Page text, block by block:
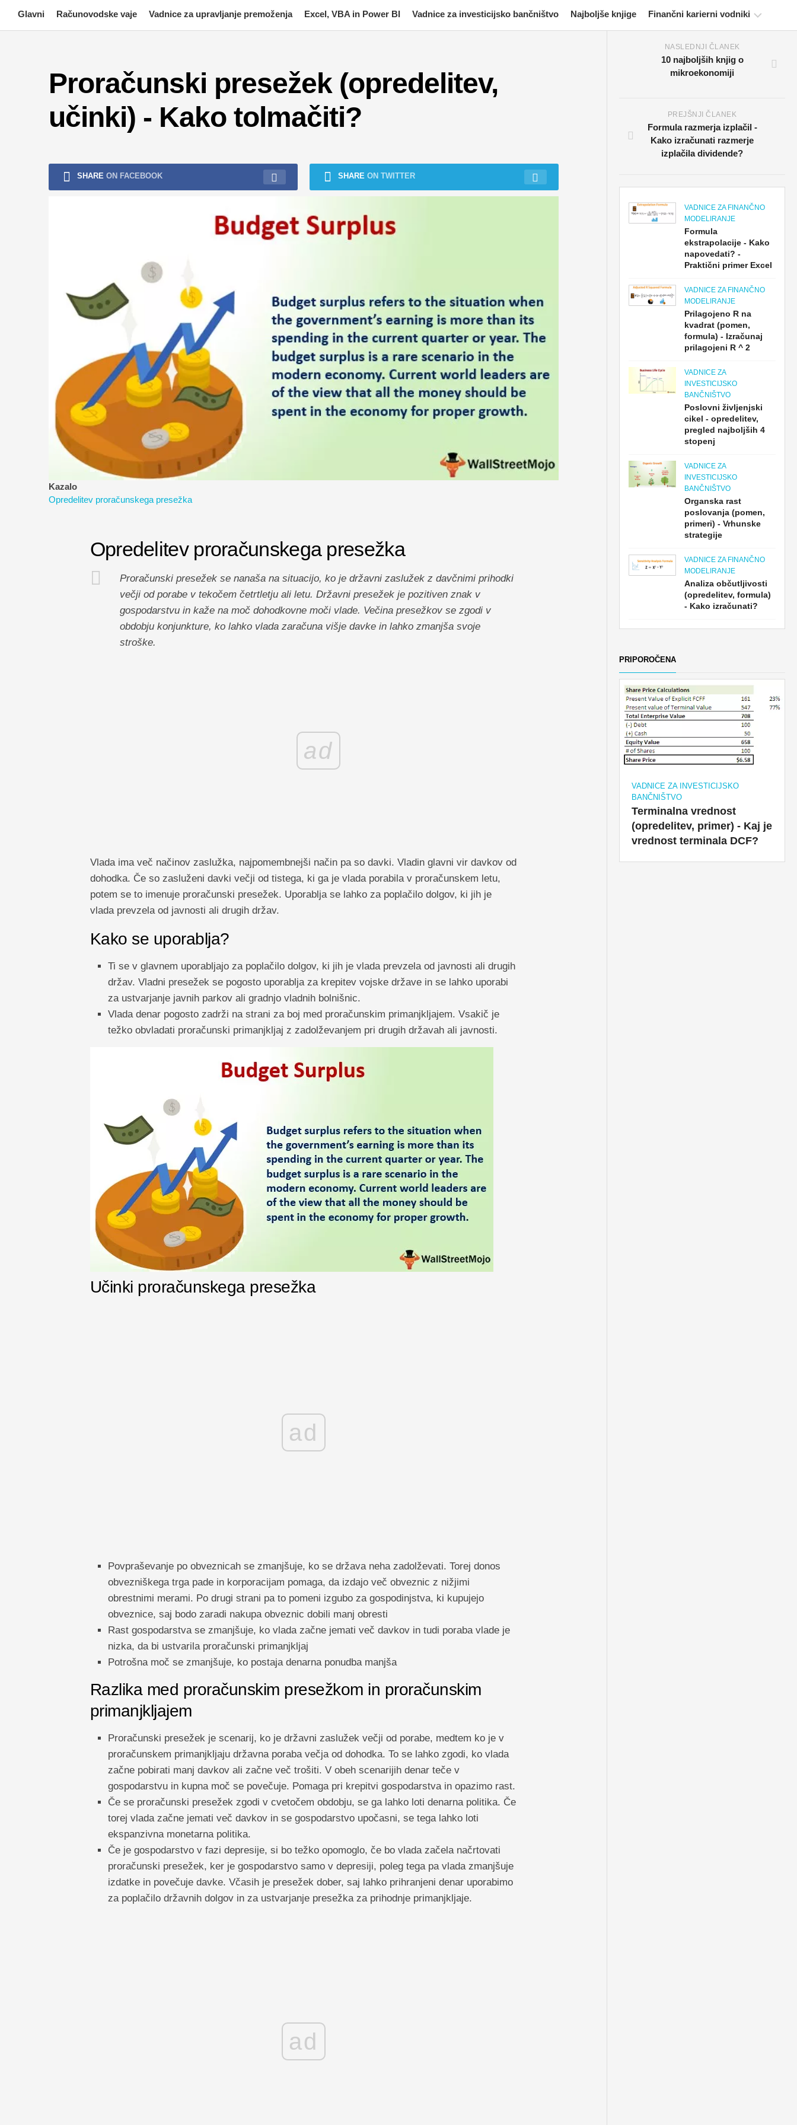
content
Glavni Računovodske vaje Vadnice za upravljanje premoženja Excel, VBA in Power BI Vadnice za investicijsko bančništvo Najboljše knjige Finančni karierni vodniki
Viri
za
potrjevanje
Vadnice
finančno
Vadnice
obvladovanje
tveganj
Proračunski presežek (opredelitev,
učinki) - Kako tolmačiti?
SHARE ON FACEBOOK SHARE ON TWITTER
Kazalo
Opredelitev proračunskega presežka
Opredelitev proračunskega presežka
Proračunski presežek se nanaša na situacijo, ko je državni zaslužek z davčnimi prihodki
večji od porabe v tekočem četrtletju ali letu. Državni presežek je pozitiven znak v
gospodarstvu in kaže na moč dohodkovne moči vlade. Večina presežkov se zgodi v
obdobju konjunkture, ko lahko vlada zaračuna višje davke in lahko zmanjša svoje
stroške.
ad
Vlada ima več načinov zaslužka, najpomembnejši način pa so davki. Vladin glavni vir davkov od
dohodka. Če so zasluženi davki večji od tistega, ki ga je vlada porabila v proračunskem letu,
potem se to imenuje proračunski presežek. Uporablja se lahko za poplačilo dolgov, ki jih je
vlada prevzela od javnosti ali drugih držav.
Kako se uporablja?
Ti se v glavnem uporabljajo za poplačilo dolgov, ki jih je vlada prevzela od javnosti ali drugih
držav. Vladni presežek se pogosto uporablja za krepitev vojske države in se lahko uporabi
za ustvarjanje javnih parkov ali gradnjo vladnih bolnišnic.
Vlada denar pogosto zadrži na strani za boj med proračunskim primanjkljajem. Vsakič je
težko obvladati proračunski primanjkljaj z zadolževanjem pri drugih državah ali javnosti.
Učinki proračunskega presežka
ad
Povpraševanje po obveznicah se zmanjšuje, ko se država neha zadolževati. Torej donos
obvezniškega trga pade in korporacijam pomaga, da izdajo več obveznic z nižjimi
obrestnimi merami. Po drugi strani pa to pomeni izgubo za gospodinjstva, ki kupujejo
obveznice, saj bodo zaradi nakupa obveznic dobili manj obresti
Rast gospodarstva se zmanjšuje, ko vlada začne jemati več davkov in tudi poraba vlade je
nizka, da bi ustvarila proračunski primanjkljaj
Potrošna moč se zmanjšuje, ko postaja denarna ponudba manjša
Razlika med proračunskim presežkom in proračunskim
primanjkljajem
Proračunski presežek je scenarij, ko je državni zaslužek večji od porabe, medtem ko je v
proračunskem primanjkljaju državna poraba večja od dohodka. To se lahko zgodi, ko vlada
začne pobirati manj davkov ali začne več trošiti. V obeh scenarijih denar teče v
gospodarstvu in kupna moč se povečuje. Pomaga pri krepitvi gospodarstva in opazimo rast.
Če se proračunski presežek zgodi v cvetočem obdobju, se ga lahko loti denarna politika. Če
torej vlada začne jemati več davkov in se gospodarstvo upočasni, se tega lahko loti
ekspanzivna monetarna politika.
Če je gospodarstvo v fazi depresije, si bo težko opomoglo, če bo vlada začela načrtovati
proračunski presežek, ker je gospodarstvo samo v depresiji, poleg tega pa vlada zmanjšuje
izdatke in povečuje davke. Včasih je presežek dober, saj lahko prihranjeni denar uporabimo
za poplačilo državnih dolgov in za ustvarjanje presežka za prihodnje primanjkljaje.
ad
NASLEDNJI ČLANEK
10 najboljših knjig o
mikroekonomiji
PREJŠNJI ČLANEK
Formula razmerja izplačil -
Kako izračunati razmerje
izplačila dividende?
VADNICE ZA FINANČNO
MODELIRANJE
Formula
ekstrapolacije - Kako
napovedati? -
Praktični primer Excel
VADNICE ZA FINANČNO
MODELIRANJE
Prilagojeno R na
kvadrat (pomen,
formula) - Izračunaj
prilagojeni R ^ 2
VADNICE ZA
INVESTICIJSKO
BANČNIŠTVO
Poslovni življenjski
cikel - opredelitev,
pregled najboljših 4
stopenj
VADNICE ZA
INVESTICIJSKO
BANČNIŠTVO
Organska rast
poslovanja (pomen,
primeri) - Vrhunske
strategije
VADNICE ZA FINANČNO
MODELIRANJE
Analiza občutljivosti
(opredelitev, formula)
- Kako izračunati?
PRIPOROČENA
VADNICE ZA INVESTICIJSKO
BANČNIŠTVO
Terminalna vrednost
(opredelitev, primer) - Kaj je
vrednost terminala DCF?